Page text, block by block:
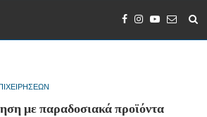
με παραδοσιακά προϊόντα